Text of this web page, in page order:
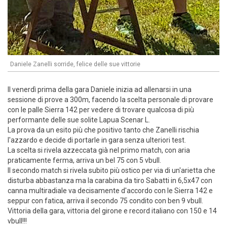
Daniele Zanelli sorride, felice delle sue vittorie
Il venerdì prima della gara Daniele inizia ad allenarsi in una
sessione di prove a 300m, facendo la scelta personale di provare
con le palle Sierra 142 per vedere di trovare qualcosa di più
performante delle sue solite Lapua Scenar L.
La prova da un esito più che positivo tanto che Zanelli rischia
l'azzardo e decide di portarle in gara senza ulteriori test.
La scelta si rivela azzeccata già nel primo match, con aria
praticamente ferma, arriva un bel 75 con 5 vbull.
Il secondo match si rivela subito più ostico per via di un'arietta che
disturba abbastanza ma la carabina da tiro Sabatti in 6,5x47 con
canna multiradiale va decisamente d'accordo con le Sierra 142 e
seppur con fatica, arriva il secondo 75 condito con ben 9 vbull.
Vittoria della gara, vittoria del girone e record italiano con 150 e 14
vbull!!!